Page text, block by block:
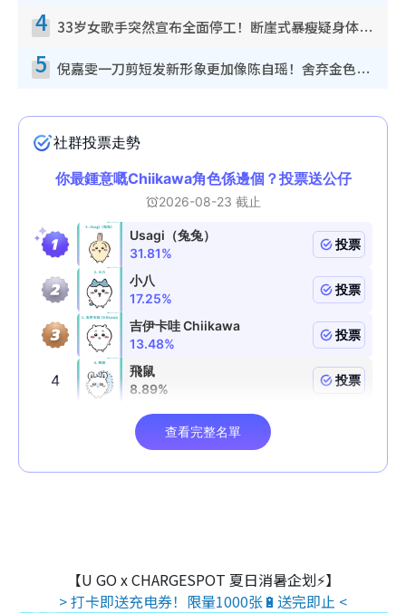
4 33岁女歌手突然宣布全面停工！断崖式暴瘦疑身体亮红灯！声明曝：将暂时淡出
5 倪嘉雯一刀剪短发新形象更加像陈自瑶！舍弃金色长发造型气质大变超惊喜
【U GO x CHARGESPOT 夏日消暑企划⚡】
> 打卡即送充电券！限量1000张🔋送完即止 <